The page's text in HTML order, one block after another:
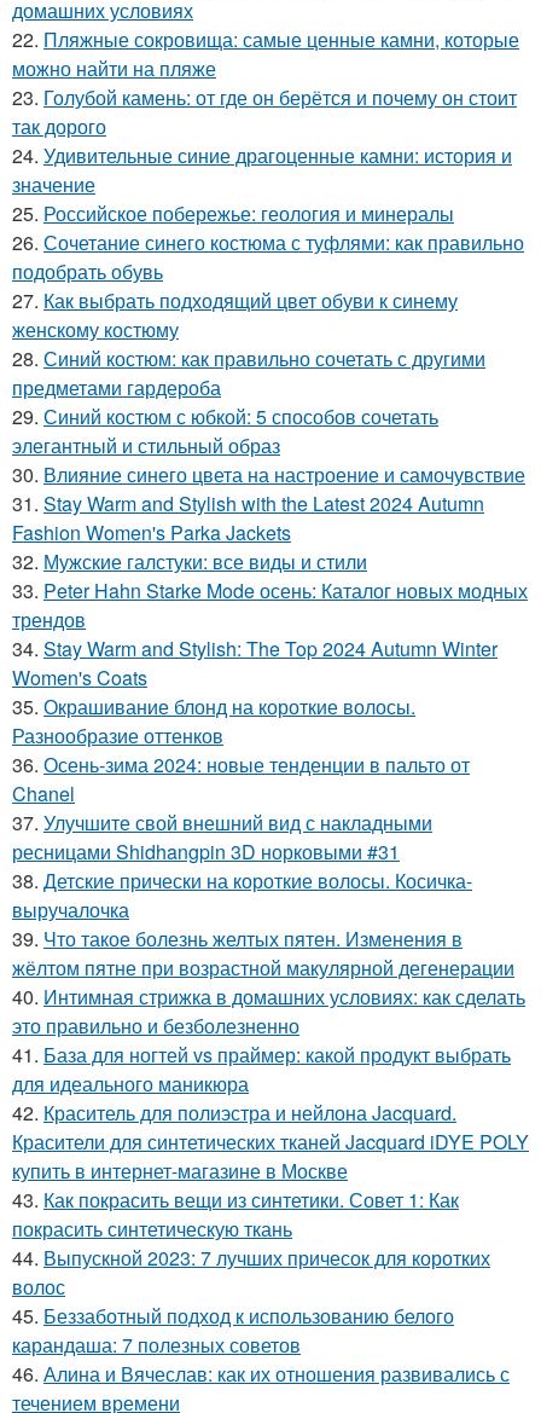
домашних условиях
22. Пляжные сокровища: самые ценные камни, которые
можно найти на пляже
23. Голубой камень: от где он берётся и почему он стоит
так дорого
24. Удивительные синие драгоценные камни: история и
значение
25. Российское побережье: геология и минералы
26. Сочетание синего костюма с туфлями: как правильно
подобрать обувь
27. Как выбрать подходящий цвет обуви к синему
женскому костюму
28. Синий костюм: как правильно сочетать с другими
предметами гардероба
29. Синий костюм с юбкой: 5 способов сочетать
элегантный и стильный образ
30. Влияние синего цвета на настроение и самочувствие
31. Stay Warm and Stylish with the Latest 2024 Autumn
Fashion Women's Parka Jackets
32. Мужские галстуки: все виды и стили
33. Peter Hahn Starke Mode осень: Каталог новых модных
трендов
34. Stay Warm and Stylish: The Top 2024 Autumn Winter
Women's Coats
35. Окрашивание блонд на короткие волосы.
Разнообразие оттенков
36. Осень-зима 2024: новые тенденции в пальто от
Chanel
37. Улучшите свой внешний вид с накладными
ресницами Shidhangpin 3D норковыми #31
38. Детские прически на короткие волосы. Косичка-
выручалочка
39. Что такое болезнь желтых пятен. Изменения в
жёлтом пятне при возрастной макулярной дегенерации
40. Интимная стрижка в домашних условиях: как сделать
это правильно и безболезненно
41. База для ногтей vs праймер: какой продукт выбрать
для идеального маникюра
42. Краситель для полиэстра и нейлона Jacquard.
Красители для синтетических тканей Jacquard iDYE POLY
купить в интернет-магазине в Москве
43. Как покрасить вещи из синтетики. Совет 1: Как
покрасить синтетическую ткань
44. Выпускной 2023: 7 лучших причесок для коротких
волос
45. Беззаботный подход к использованию белого
карандаша: 7 полезных советов
46. Алина и Вячеслав: как их отношения развивались с
течением времени